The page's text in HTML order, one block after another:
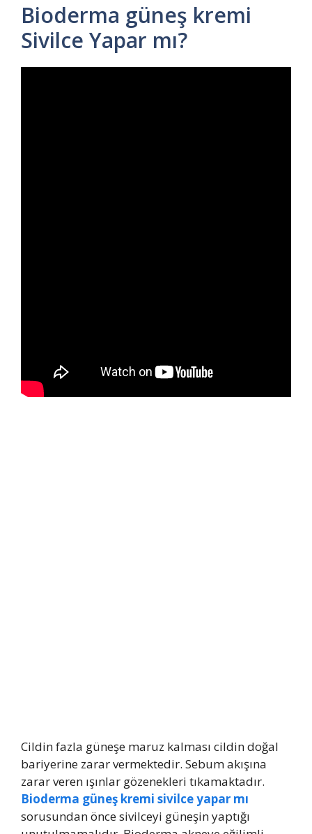
Bioderma güneş kremi
Sivilce Yapar mı?
Cildin fazla güneşe maruz kalması cildin doğal
bariyerine zarar vermektedir. Sebum akışına
zarar veren ışınlar gözenekleri tıkamaktadır.
Bioderma güneş kremi sivilce yapar mı
sorusundan önce sivilceyi güneşin yaptığı